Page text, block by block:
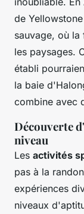
de
sauvage, où la
les paysages.
établi
la baie
combine avec
Découverte
niveau
Les activités
pas à la
expériences
niveaux